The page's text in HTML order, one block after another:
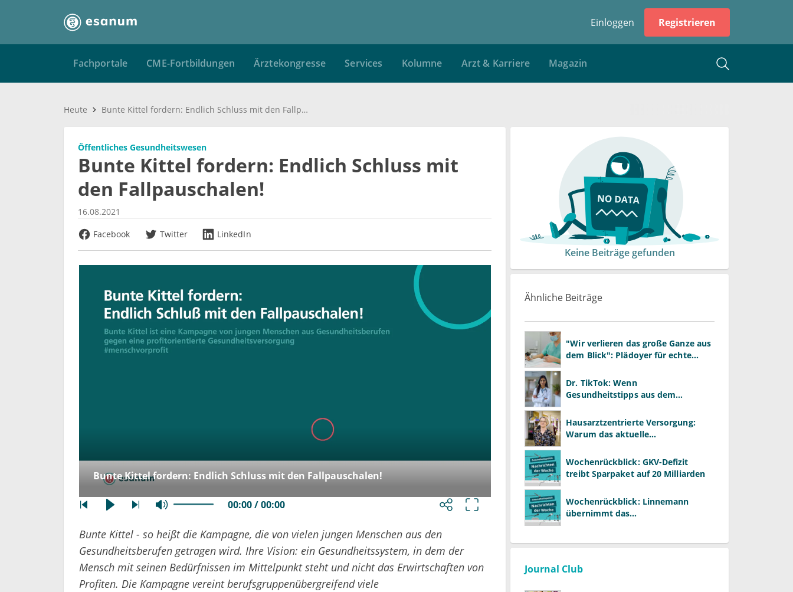
Einloggen Registrieren
Fachportale CME-Fortbildungen Ärztekongresse Services Kolumne Arzt & Karriere Magazin
Heute Bunte Kittel fordern: Endlich Schluss mit den Fallpauschalen!
Öffentliches Gesundheitswesen
Bunte Kittel fordern: Endlich Schluss mit
den Fallpauschalen!
16.08.2021
Facebook
Twitter LinkedIn
Bunte Kittel fordern: Endlich Schluss mit den Fallpauschalen!
00:00 / 00:00
Bunte Kittel - so heißt die Kampagne, die von vielen jungen Menschen aus den
Gesundheitsberufen getragen wird. Ihre Vision: ein Gesundheitssystem, in dem der
Mensch mit seinen Bedürfnissen im Mittelpunkt steht und nicht das Erwirtschaften von
Profiten. Die Kampagne vereint berufsgruppenübergreifend viele
Keine Beiträge gefunden
Ähnliche Beiträge
"Wir verlieren das große Ganze aus
dem Blick": Plädoyer für echte
Dr. TikTok: Wenn
Gesundheitstipps aus dem
Hausarztzentrierte Versorgung:
Warum das aktuelle
Primärversorgung ausbremst
Wochenrückblick: GKV-Defizit
treibt Sparpaket auf 20 Milliarden
Wochenrückblick: Linnemann
übernimmt das
Journal Club